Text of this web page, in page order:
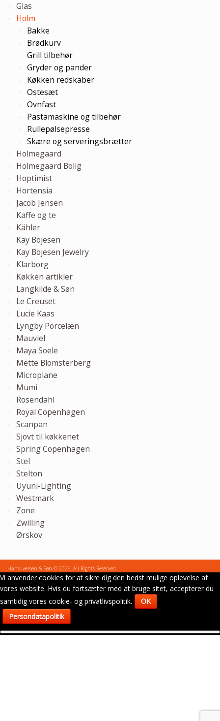
Glas
Holm
Bakke
Brødkurv
Grill tilbehør
Gryder og pander
Køkken redskaber
Ostesæt
Ovnfast
Pastamaskine og tilbehør
Rullepølsepresse
Skære og serveringsbrætter
Holmegaard
Holmegaard Bolig
Hoptimist
Hortensia
Jacob Jensen
Kaffe og te
Kähler
Kay Bojesen
Kay Bojesen Jewelry
Klarborg
Køkken artikler
Langkilde & Søn
Le Creuset
Lucie Kaas
Lyngby Porcelæn
Mauviel
Maya Soele
Mette Blomsterberg
Microplane
Mumi
Rosendahl
Royal Copenhagen
Scanpan
Sjovt til køkkenet
Spring Copenhagen
Stel
Stelton
Uyuni-Lighting
Westmark
Zone
Zwilling
Ørskov
Hans Iversen & Søn © 2026. All Rights Reserved.
Vi anvender cookies for at sikre dig den bedst mulige oplevelse af
vores website. Hvis du fortsætter med at bruge sitet, accepterer du
samtidig vores cookie- og privatlivspolitik.
OK
Persondatapolitik